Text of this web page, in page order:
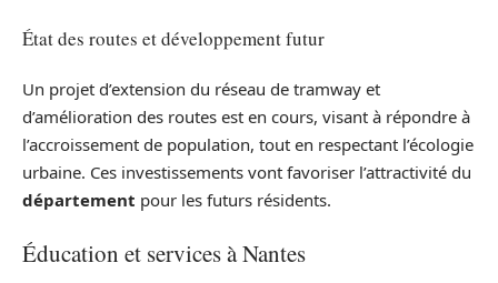
État des routes et développement futur
Un projet d’extension du réseau de tramway et
d’amélioration des routes est en cours, visant à répondre à
l’accroissement de population, tout en respectant l’écologie
urbaine. Ces investissements vont favoriser l’attractivité du
département pour les futurs résidents.
Éducation et services à Nantes